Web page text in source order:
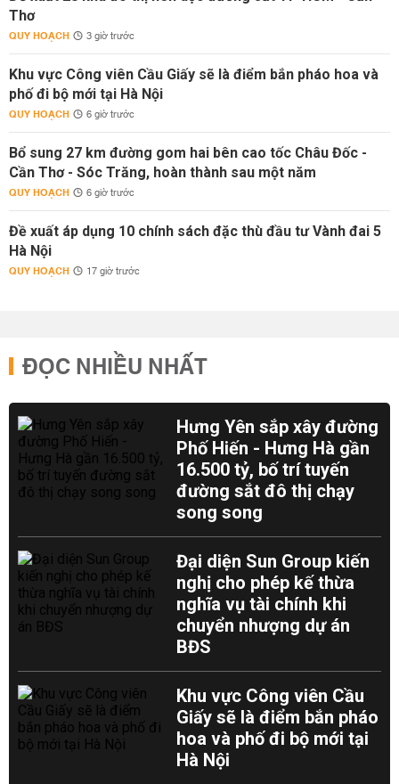
Thơ
QUY HOẠCH 3 giờ trước
Khu vực Công viên Cầu Giấy sẽ là điểm bắn pháo hoa và
phố đi bộ mới tại Hà Nội
QUY HOẠCH 6 giờ trước
Bổ sung 27 km đường gom hai bên cao tốc Châu Đốc -
Cần Thơ - Sóc Trăng, hoàn thành sau một năm
QUY HOẠCH 6 giờ trước
Đề xuất áp dụng 10 chính sách đặc thù đầu tư Vành đai 5
Hà Nội
QUY HOẠCH 17 giờ trước
ĐỌC NHIỀU NHẤT
Hưng Yên sắp xây đường
Phố Hiến - Hưng Hà gần
16.500 tỷ, bố trí tuyến
đường sắt đô thị chạy
song song
Đại diện Sun Group kiến
nghị cho phép kế thừa
nghĩa vụ tài chính khi
chuyển nhượng dự án
BĐS
Khu vực Công viên Cầu
Giấy sẽ là điểm bắn pháo
hoa và phố đi bộ mới tại
Hà Nội